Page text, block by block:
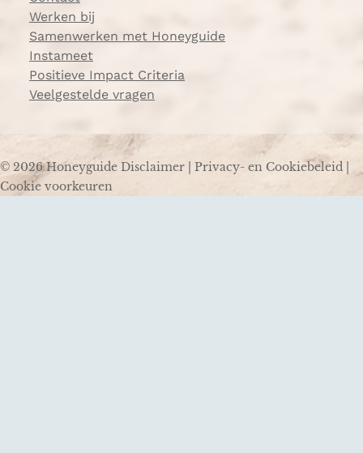
Werken bij
Samenwerken met Honeyguide
Instameet
Positieve Impact Criteria
Veelgestelde vragen
© 2026 Honeyguide Disclaimer Privacy- en Cookiebeleid
Cookie voorkeuren